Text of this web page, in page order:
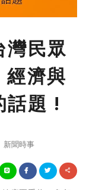
灣民眾
濟與
話題 !
新聞時事